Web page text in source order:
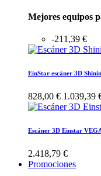
Mejores equipos
-211,39 €
EinStar escáner 3D
828,00 € 1.039,39
Escáner 3D Einstar
2.418,79 €
Promociones